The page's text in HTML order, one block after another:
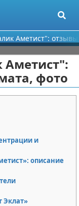
Аметист":
Аметист":
фото
и
описание
Эклат»